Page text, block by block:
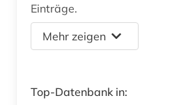
Einträge.
Mehr zeigen
Top-Datenbank in: